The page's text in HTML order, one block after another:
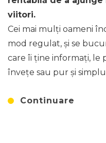
viitori.
Cei mai mulți oameni
mod regulat, și se
care îi ține informați, le
învețe sau pur și simplu
Continuare